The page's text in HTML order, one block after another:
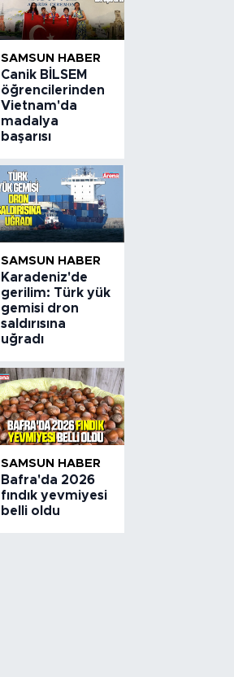
SAMSUN HABER
Canik BİLSEM
öğrencilerinden
Vietnam'da
madalya
başarısı
SAMSUN HABER
Karadeniz'de
gerilim: Türk yük
gemisi dron
saldırısına
uğradı
SAMSUN HABER
Bafra'da 2026
fındık yevmiyesi
belli oldu